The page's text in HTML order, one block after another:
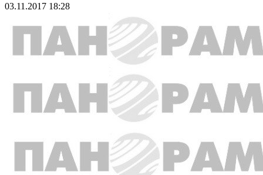
03.11.2017 18:28